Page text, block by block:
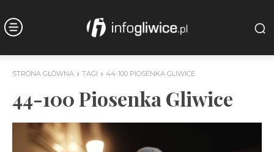
STRONA GŁÓWNA TAGI 44-100 PIOSENKA GLIWICE
44-100 Piosenka Gliwice